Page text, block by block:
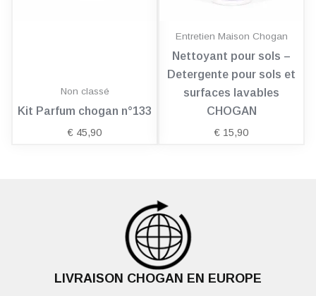
Non classé
Kit Parfum chogan n°133
€ 45,90
Entretien Maison Chogan
Nettoyant pour sols –
Detergente pour sols et
surfaces lavables
CHOGAN
€ 15,90
LIVRAISON CHOGAN EN EUROPE